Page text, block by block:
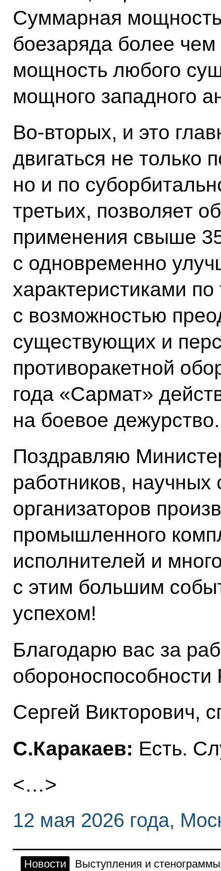
Суммарная
боезаряда более
мощность любого
мощного западного
Во-вторых, и это
двигаться не только
но и по
третьих, позволяет
применения свыше
с одновременно
характеристиками
с возможностью
существующих и
противоракетной
года «Сармат»
на боевое дежурство.
Поздравляю
работников, научных
организаторов
промышленного
исполнителей и
с этим большим
успехом!
Благодарю вас за
обороноспособности
Сергей Викторович,
С.Каракаев: Есть.
<…>
12 мая 2026 года,
Новости
Выступления и стенограммы